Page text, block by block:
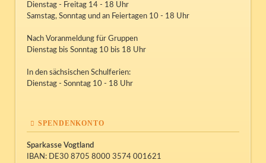
Dienstag - Freitag 14 - 18 Uhr
Samstag, Sonntag und an Feiertagen 10 - 18 Uhr
Nach Voranmeldung für Gruppen
Dienstag bis Sonntag 10 bis 18 Uhr
In den sächsischen Schulferien:
Dienstag - Sonntag 10 - 18 Uhr
SPENDENKONTO
Sparkasse Vogtland
IBAN: DE30 8705 8000 3574 001621